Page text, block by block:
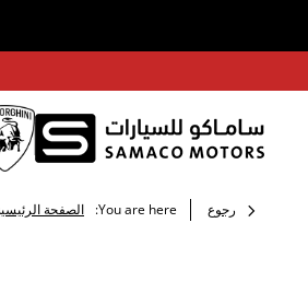
رجوع You are here: الصفحة